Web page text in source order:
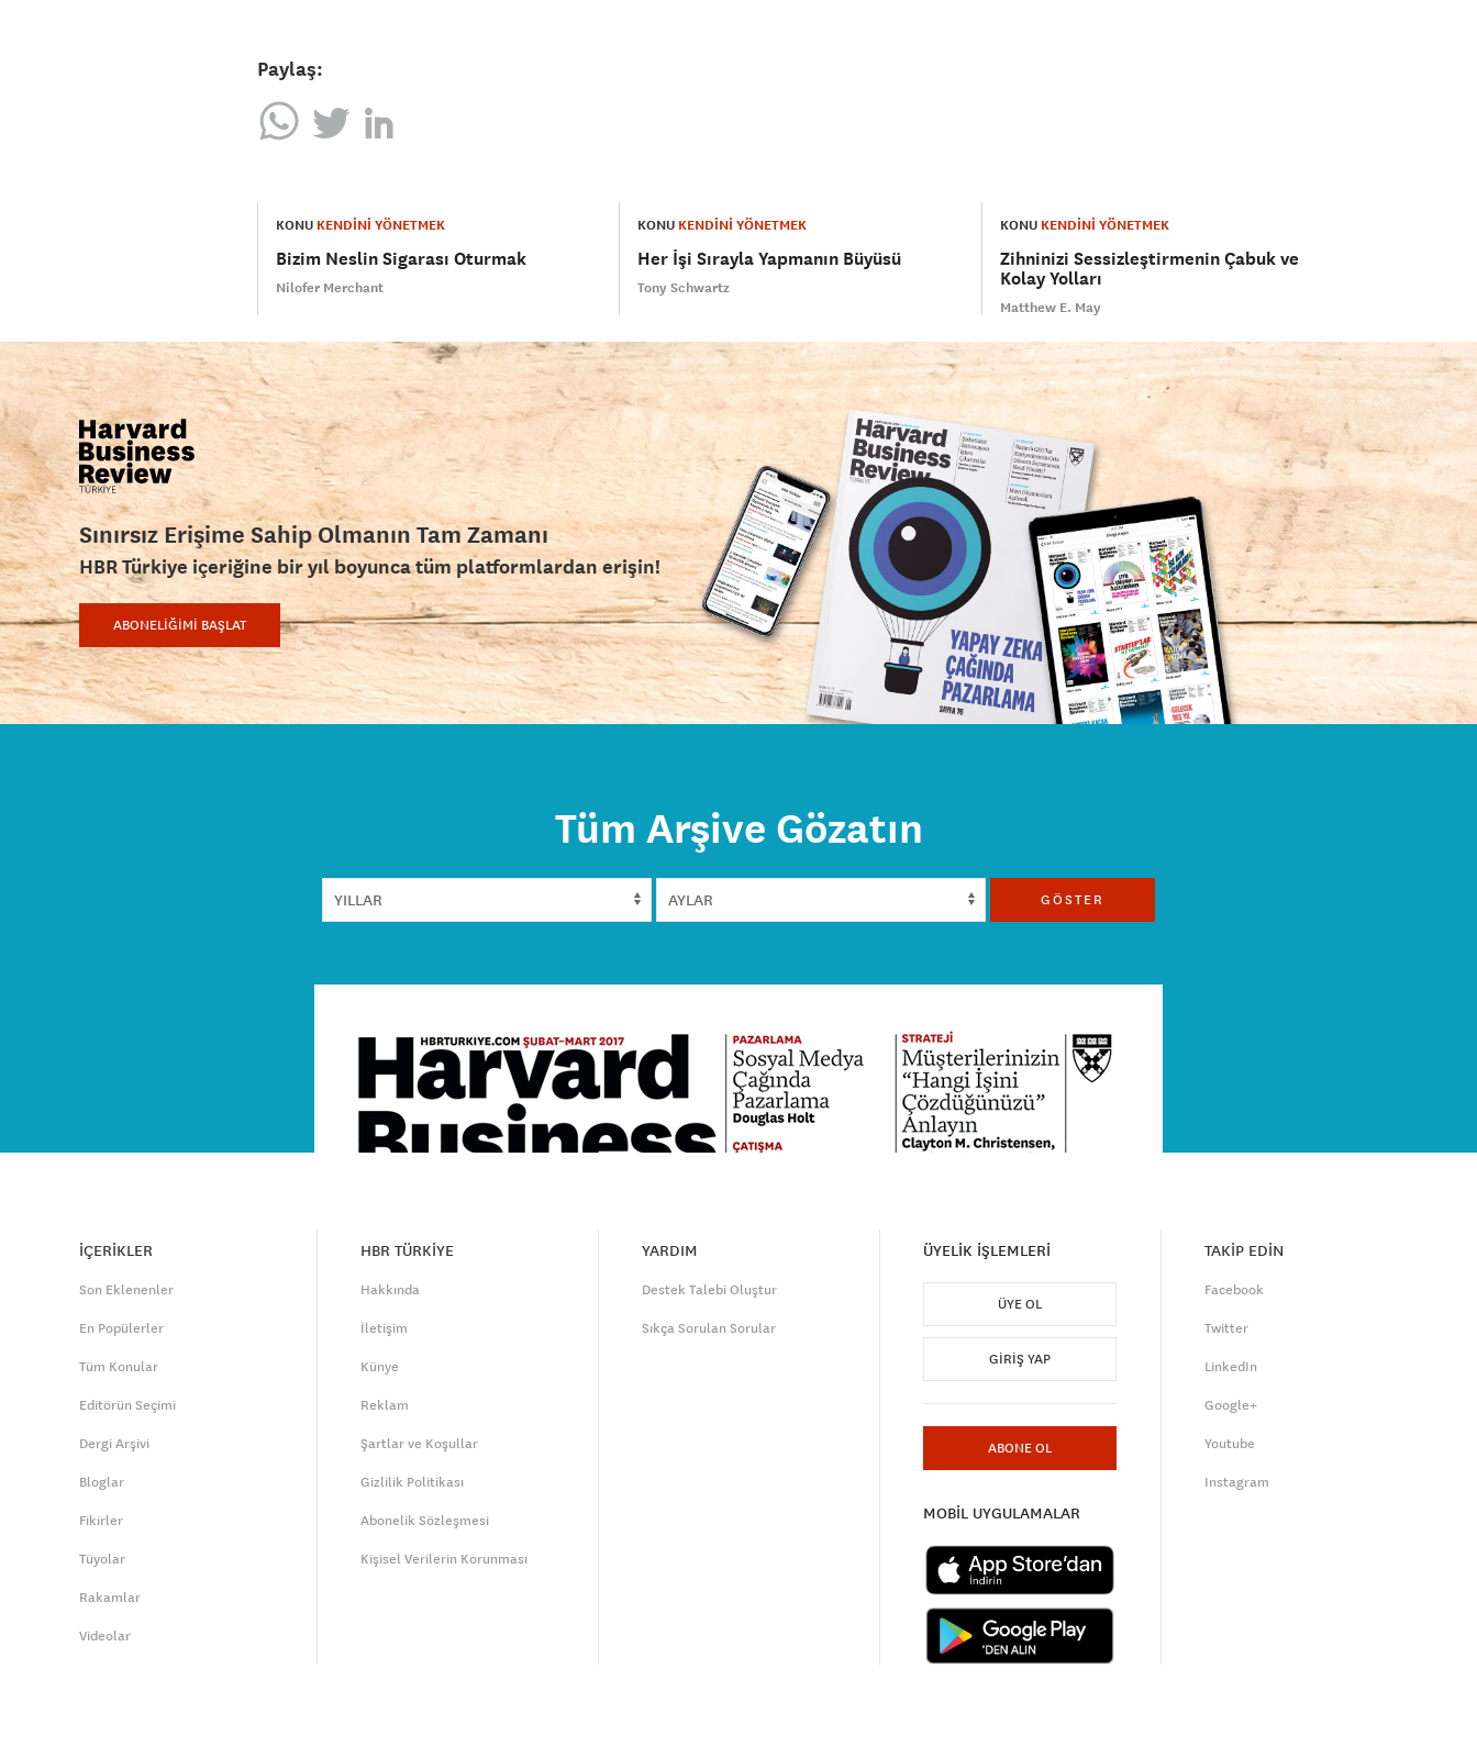
Paylaş:
KONU KENDİNİ YÖNETMEK
Bizim Neslin Sigarası Oturmak
Nilofer Merchant
KONU KENDİNİ YÖNETMEK
Her İşi Sırayla Yapmanın Büyüsü
Tony Schwartz
KONU KENDİNİ YÖNETMEK
Zihninizi Sessizleştirmenin Çabuk ve
Kolay Yolları
Matthew E. May
Sınırsız Erişime Sahip Olmanın Tam Zamanı
HBR Türkiye içeriğine bir yıl boyunca tüm platformlardan erişin!
ABONELİĞİMİ BAŞLAT
Tüm Arşive Gözatın
GÖSTER
İÇERİKLER
Son Eklenenler
En Popülerler
Tüm Konular
Editörün Seçimi
Dergi Arşivi
Bloglar
Fikirler
Tüyolar
Rakamlar
Videolar
HBR TÜRKİYE
Hakkında
İletişim
Künye
Reklam
Şartlar ve Koşullar
Gizlilik Politikası
Abonelik Sözleşmesi
Kişisel Verilerin Korunması
YARDIM
Destek Talebi Oluştur
Sıkça Sorulan Sorular
ÜYELİK İŞLEMLERİ
ÜYE OL
GIRIŞ YAP
ABONE OL
MOBİL UYGULAMALAR
TAKİP EDİN
Facebook
Twitter
LinkedIn
Google+
Youtube
Instagram